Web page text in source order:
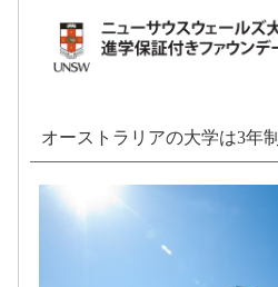
オーストラリアの大学は3年制